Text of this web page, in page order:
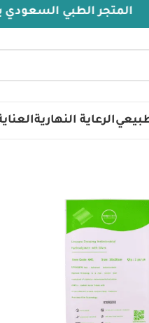
الطبي السعودي يرحب
الرعاية النهارية